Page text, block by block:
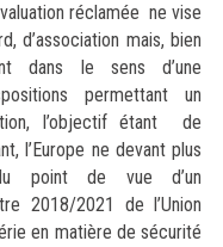
réclamée ne vise
d’association mais, bien
dans le sens d’une
permettant un
l’objectif étant de
l’Europe ne devant plus
du point de vue d’un
2018/2021 de l’Union
en matière de sécurité